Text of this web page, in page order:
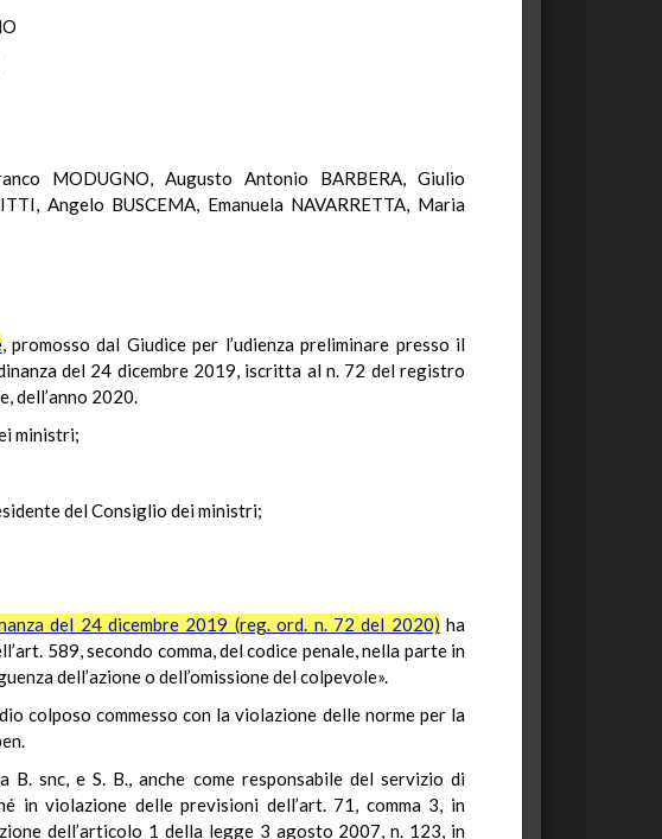
MODUGNO, Augusto Antonio BARBERA, Giulio
Angelo BUSCEMA, Emanuela NAVARRETTA, Maria
, promosso dal Giudice per l’udienza preliminare presso il
del 24 dicembre 2019, iscritta al n. 72 del registro
dell’anno 2020.
ministri;
del Consiglio dei ministri;
del 24 dicembre 2019 (reg. ord. n. 72 del 2020) ha
589, secondo comma, del codice penale, nella parte in
dell’azione o dell’omissione del colpevole».
colposo commesso con la violazione delle norme per la
snc, e S. B., anche come responsabile del servizio di
in violazione delle previsioni dell’art. 71, comma 3, in
dell’articolo 1 della legge 3 agosto 2007, n. 123, in